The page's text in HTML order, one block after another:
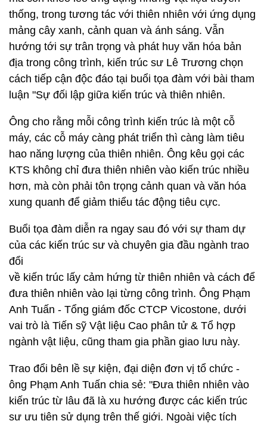
thống, trong tương tác với thiên nhiên với ứng dụng
mảng cây xanh, cảnh quan và ánh sáng. Vẫn
hướng tới sự trân trọng và phát huy văn hóa bản
địa trong công trình, kiến trúc sư Lê Trương chọn
cách tiếp cận độc đáo tại buổi tọa đàm với bài tham
luận "Sự đối lập giữa kiến trúc và thiên nhiên.
Ông cho rằng mỗi công trình kiến trúc là một cỗ
máy, các cỗ máy càng phát triển thì càng làm tiêu
hao năng lượng của thiên nhiên. Ông kêu gọi các
KTS không chỉ đưa thiên nhiên vào kiến trúc nhiều
hơn, mà còn phải tôn trọng cảnh quan và văn hóa
xung quanh để giảm thiểu tác động tiêu cực.
Buổi tọa đàm diễn ra ngay sau đó với sự tham dự
của các kiến trúc sư và chuyên gia đầu ngành trao
đổi
về kiến trúc lấy cảm hứng từ thiên nhiên và cách để
đưa thiên nhiên vào lại từng công trình. Ông Phạm
Anh Tuấn - Tổng giám đốc CTCP Vicostone, dưới
vai trò là Tiến sỹ Vật liệu Cao phân tử & Tổ hợp
ngành vật liệu, cũng tham gia phần giao lưu này.
Trao đổi bên lề sự kiện, đại diện đơn vị tổ chức -
ông Phạm Anh Tuấn chia sẻ: "Đưa thiên nhiên vào
kiến trúc từ lâu đã là xu hướng được các kiến trúc
sư ưu tiên sử dụng trên thế giới. Ngoài việc tích